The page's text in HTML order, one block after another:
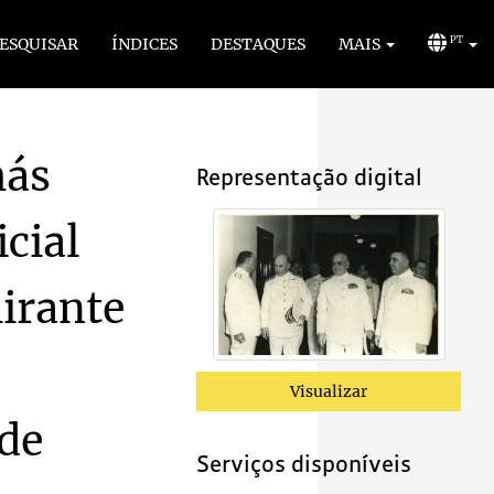
ÍNDICES DESTAQUES MAIS PT
Wandenkolk (C.I.A.W.)
1954/1954
Centro de Instrução Almirante Wandenkolk (C.I.A.W.) 1954/1954
(C.I.A.W.)
(C.I.A.W.)
Wandenkolk (C.I.A.W.)
Representação digital
Visualizar
Serviços disponíveis